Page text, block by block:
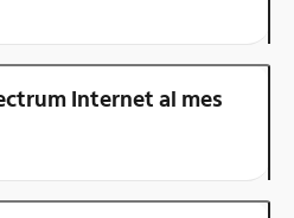
Internet al mes